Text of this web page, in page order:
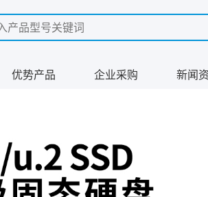
优势产品 企业采购 新闻